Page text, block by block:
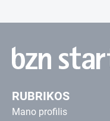
RUBRIKOS
Mano profilis